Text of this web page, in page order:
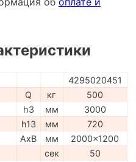
4295020451
Q кг
500
h3 мм
3000
h13 мм
720
AxB мм
2000x1200
сек
50